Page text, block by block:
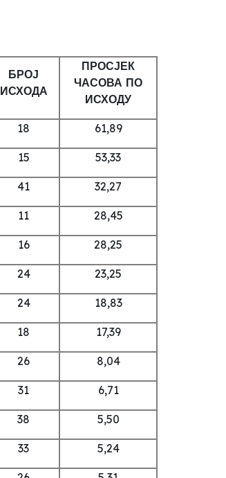
БРОЈ
ИСХОДА
ПРОСЈЕК
ЧАСОВА ПО
ИСХОДУ
18 61,89
15 53,33
41 32,27
11 28,45
16 28,25
24 23,25
24 18,83
18 17,39
26 8,04
31 6,71
38 5,50
33 5,24